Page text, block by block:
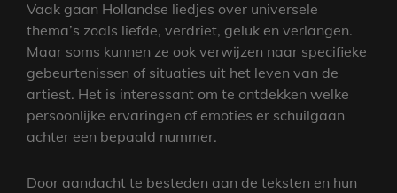
Vaak gaan Hollandse liedjes over universele
thema’s zoals liefde, verdriet, geluk en verlangen.
Maar soms kunnen ze ook verwijzen naar specifieke
gebeurtenissen of situaties uit het leven van de
artiest. Het is interessant om te ontdekken welke
persoonlijke ervaringen of emoties er schuilgaan
achter een bepaald nummer.
Door aandacht te besteden aan de teksten en hun